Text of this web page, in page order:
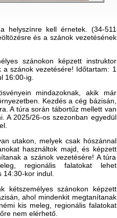
helyszínre kell érnetek. (34-511
és a szánok vezetésének
szánokon képzett instruktor
szánok vezetésére! Időtartam: 1
16:00-ig.
mindazoknak, akik már
Kezdés a cég bázisán,
A túra során tábortűz mellett van
A 2025/26-os szezonban egyedül
utakon, melyek csak hószánnal
használtok majd, és képzett
a szánok vezetésére! A túra
regionális falatokat lehet
kor indul.
kétszemélyes szánokon képzett
ahol mindenkit megtanítanak
kis meleg, regionális falatokat
nem elérhető.